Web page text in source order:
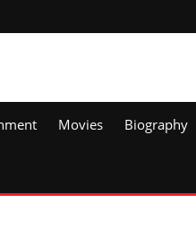
Movies Biography